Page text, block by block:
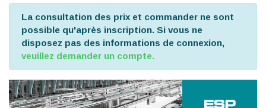
La consultation des prix et commander ne sont
possible qu'après inscription. Si vous ne
disposez pas des informations de connexion,
veuillez demander un compte.